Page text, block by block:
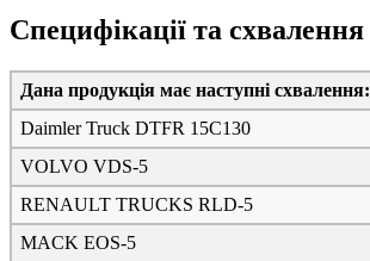
Специфікації та схвалення
Дана продукція має наступні схвалення:
Daimler Truck DTFR 15C130
VOLVO VDS-5
RENAULT TRUCKS RLD-5
MACK EOS-5